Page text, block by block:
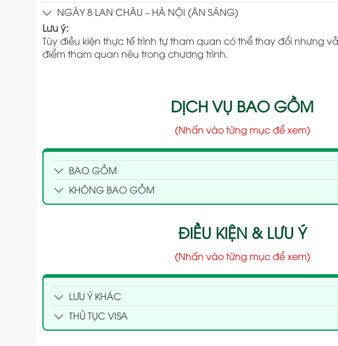
NGÀY 8 LAN CHÂU – HÀ NỘI (ĂN SÁNG)
Lưu ý:
Tùy điều kiện thực tế trình tự tham quan có thể thay đổi nhưng
điểm tham quan nêu trong chương trình.
DỊCH VỤ BAO GỒM
(Nhấn vào từng mục để xem)
BAO GỒM
KHÔNG BAO GỒM
ĐIỀU KIỆN & LƯU Ý
(Nhấn vào từng mục để xem)
LƯU Ý KHÁC
THỦ TỤC VISA